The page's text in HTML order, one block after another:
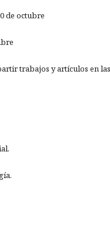
de octubre
trabajos y artículos en